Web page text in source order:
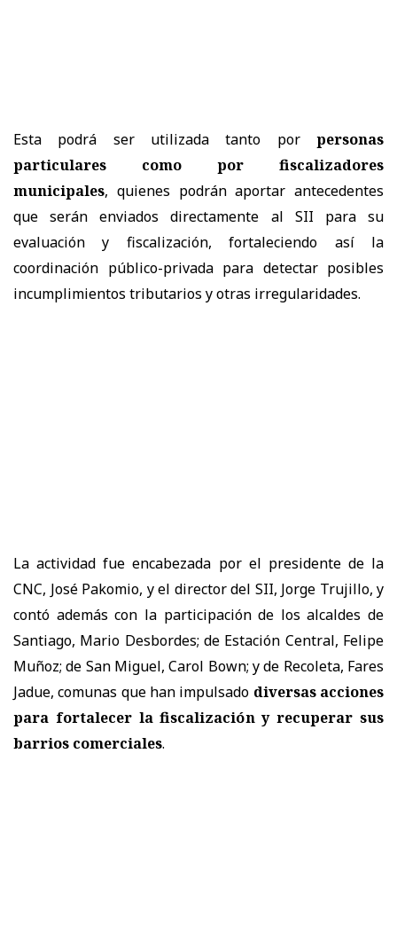
Esta podrá ser utilizada tanto por personas
particulares como por fiscalizadores
municipales, quienes podrán aportar antecedentes
que serán enviados directamente al SII para su
evaluación y fiscalización, fortaleciendo así la
coordinación público-privada para detectar posibles
incumplimientos tributarios y otras irregularidades.
La actividad fue encabezada por el presidente de la
CNC, José Pakomio, y el director del SII, Jorge Trujillo, y
contó además con la participación de los alcaldes de
Santiago, Mario Desbordes; de Estación Central, Felipe
Muñoz; de San Miguel, Carol Bown; y de Recoleta, Fares
Jadue, comunas que han impulsado diversas acciones
para fortalecer la fiscalización y recuperar sus
barrios comerciales.